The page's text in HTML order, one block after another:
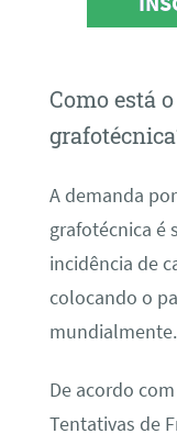
Como está
A demanda
grafotécnica é
incidência de
colocando o
mundialmente.
De acordo
Tentativas de